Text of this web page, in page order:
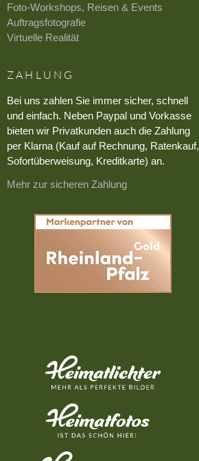
Foto-Workshops, Reisen & Events
Auftragsfotografie
Virtuelle Realität
ZAHLUNG
Bei uns zahlen Sie immer sicher, schnell
und einfach. Neben Paypal und Vorkasse
bieten wir Privatkunden auch die Zahlung
per Klarna (Kauf auf Rechnung, Ratenkauf,
Sofortüberweisung, Kreditkarte) an.
Mehr zur sicheren Zahlung